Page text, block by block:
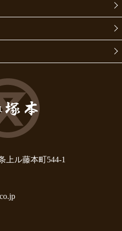
上ル藤本町544-1